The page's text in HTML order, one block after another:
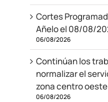
Cortes
Añelo el 08/08/
06/08/2026
Continúan los
normalizar el
zona centro oeste
06/08/2026